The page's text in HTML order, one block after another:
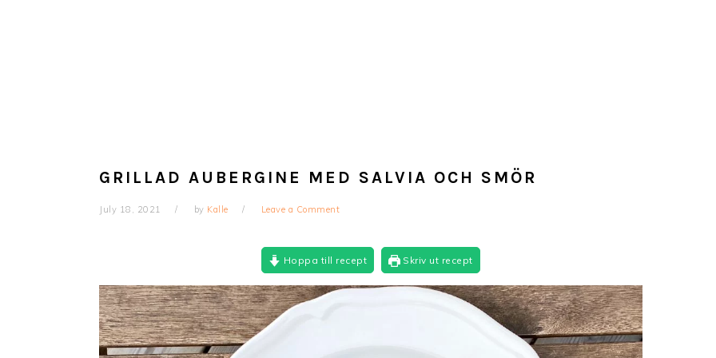
GRILLAD AUBERGINE MED SALVIA OCH SMÖR
July 18, 2021 by Kalle Leave a Comment
Hoppa till recept Skriv ut recept